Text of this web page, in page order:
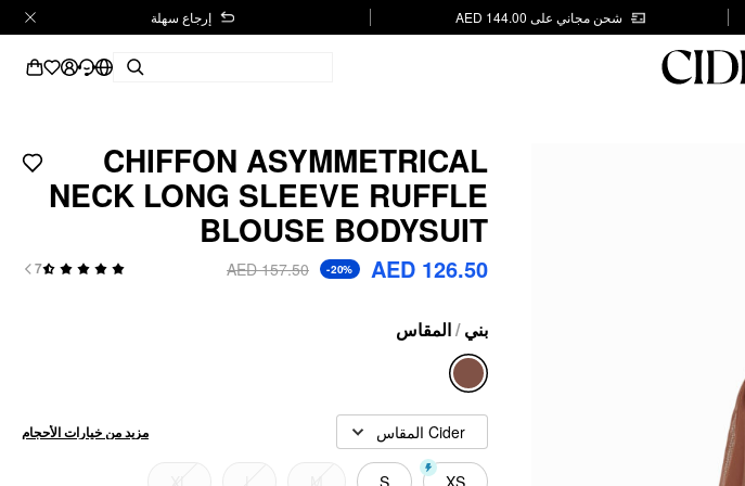
شحن مجاني على AED 144.00 إرجاع سهلة
CHIFFON ASYMMETRICAL
NECK LONG SLEEVE RUFFLE
BLOUSE BODYSUIT
AED 126.50
-20%
AED 157.50
7
بني /المقاس
Cider المقاس مزيد من خيارات الأحجام
XS
S